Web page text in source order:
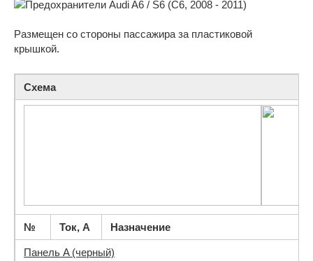
Размещен со стороны пассажира за пластиковой
крышкой.
Схема
№ Ток, А Назначение
Панель A (черный)